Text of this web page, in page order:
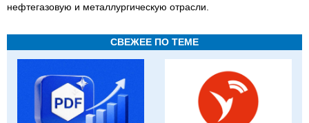
нефтегазовую и металлургическую отрасли.
СВЕЖЕЕ ПО ТЕМЕ